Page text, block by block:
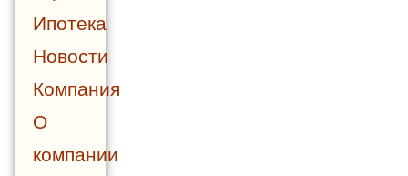
Ипотека
Новости
Компания
О
компании